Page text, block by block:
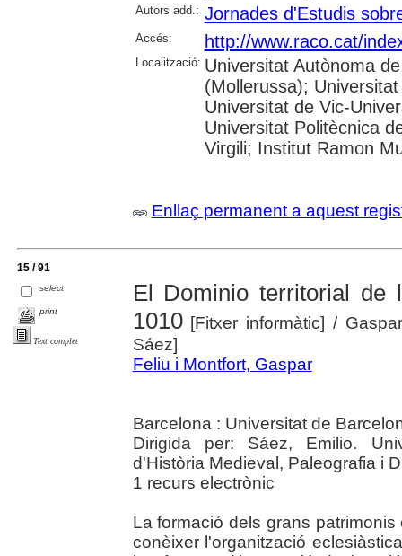
Autors add.: Jornades d'Estudis
Accés: http://www.raco.cat/
Localització: Universitat Autònoma
(Mollerussa);
Universitat de Vic-
Universitat Politècnica
Virgili; Institut Ramon
Enllaç permanent a aquest
15 / 91
select
print
Text complet
El Dominio territorial de
1010[Fitxer informàtic] /
Sáez]
Feliu i Montfort, Gaspar
Barcelona : Universitat de
Dirigida per: Sáez, Emilio.
d'Història Medieval, Paleografia i
1 recurs electrònic
La formació dels grans
conèixer l'organització